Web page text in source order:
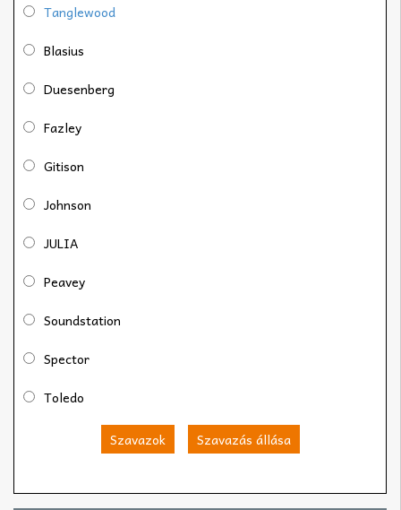
Tanglewood
Blasius
Duesenberg
Fazley
Gitison
Johnson
JULIA
Peavey
Soundstation
Spector
Toledo
Szavazok Szavazás állása